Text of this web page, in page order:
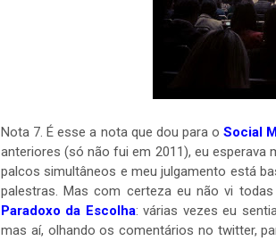
Nota 7. É esse a nota que dou para oSocial
anteriores (só não fui em 2011), eu esperava
palcos simultâneos e meu julgamento está
palestras. Mas com certeza eu não vi
Paradoxo da Escolha: várias vezes eu
mas aí, olhando os comentários no twitter,